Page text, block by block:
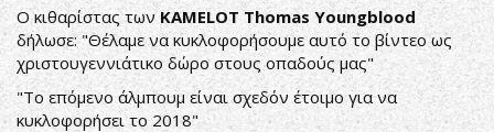
Ο κιθαρίστας τωνKAMELOT Thomas Youngblood
δήλωσε: "Θέλαμε να κυκλοφορήσουμε αυτό το βίντεο ως
χριστουγεννιάτικο δώρο στους οπαδούς μας"
"Το επόμενο άλμπουμ είναι σχεδόν έτοιμο για να
κυκλοφορήσει το 2018"